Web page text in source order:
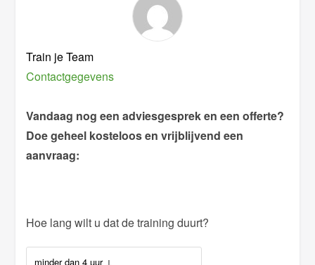
Train je Team
Contactgegevens
Vandaag nog een adviesgesprek en een offerte?
Doe geheel kosteloos en vrijblijvend een
aanvraag:
Hoe lang wilt u dat de training duurt?